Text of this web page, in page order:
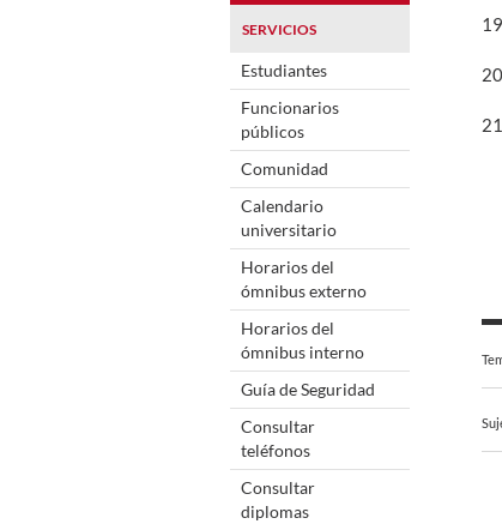
SERVICIOS
Estudiantes
Funcionarios
públicos
Comunidad
Calendario
universitario
Horarios del
ómnibus externo
Horarios del
ómnibus interno
Guía de Seguridad
Consultar
teléfonos
Consultar
diplomas